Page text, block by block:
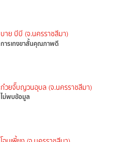
บาย บีบี (จ.นครราชสีมา)
การเกงขาสั้นคุณภาพดี
ก๋วยจั๊บญวนอุบล (จ.นครราชสีมา)
ไม่พบข้อมูล